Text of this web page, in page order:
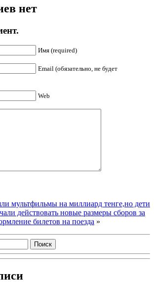
нет
Имя (required)
Email (обязательно, не будет
Web
мультфильмы на миллиард тенге,но дети
действовать новые размеры сборов за
билетов на поезда »